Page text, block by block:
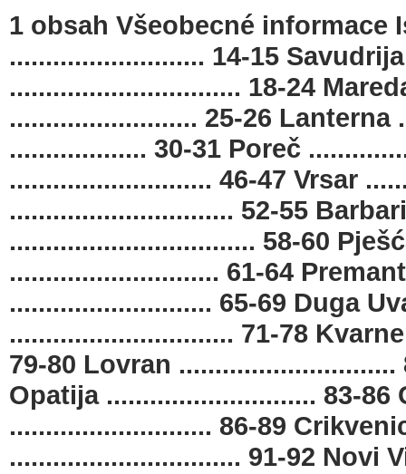
1 obsah Všeobecné
........................... 14-15
................................ 18-24
.......................... 25-26 Lanterna
................... 30-31 Poreč
............................ 46-47 Vrsar
............................... 52-55
.................................. 58-60
............................. 61-64
............................ 65-69 Duga
............................... 71-78
79-80 Lovran
Opatija ............................. 83-
............................ 86-89
................................ 91-92 Novi